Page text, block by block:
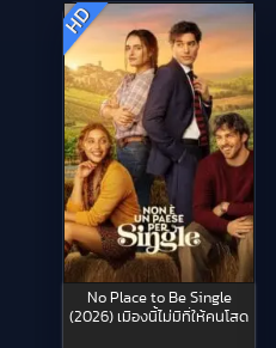
HD
No Place to Be Single
(2026) เมืองนี้ไม่มีที่ให้คนโสด